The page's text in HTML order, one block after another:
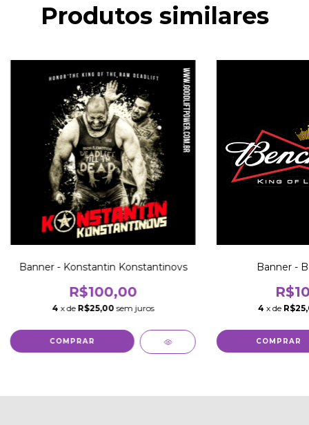
Produtos similares
Banner - Konstantin Konstantinovs
R$100,00
4 x de R$25,00 sem juros
Banner -
4 x de